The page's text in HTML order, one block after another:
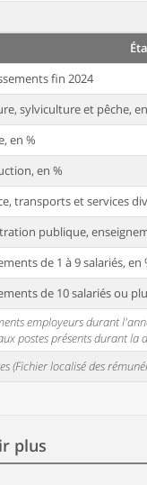
fin 2024
sylviculture et pêche,
en %
en %
transports et services
publique,
de 1 à 9 salariés, en
de 10 salariés ou
employeurs durant
postes présents durant la
(Fichier localisé des
plus